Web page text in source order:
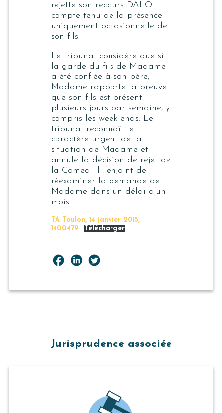
rejette son recours DALO
compte tenu de la présence
uniquement occasionnelle de
son fils.
Le tribunal considère que si
la garde du fils de Madame
a été confiée à son père,
Madame rapporte la preuve
que son fils est présent
plusieurs jours par semaine, y
compris les week-ends. Le
tribunal reconnaît le
caractère urgent de la
situation de Madame et
annule la décision de rejet de
la Comed. Il l’enjoint de
réexaminer la demande de
Madame dans un délai d’un
mois.
TA Toulon, 14 janvier 2015,
1400479
Télécharger
Jurisprudence associée